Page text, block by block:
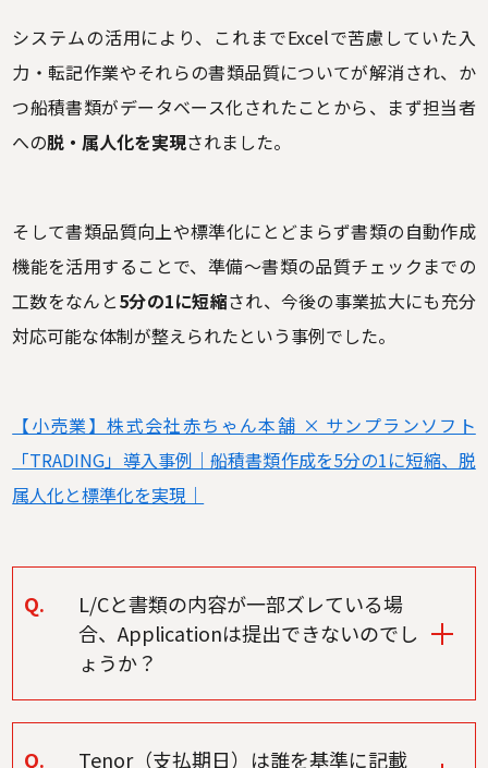
システムの活用により、これまでExcelで苦慮していた入
力・転記作業やそれらの書類品質についてが解消され、か
つ船積書類がデータベース化されたことから、まず担当者
への脱・属人化を実現されました。
そして書類品質向上や標準化にとどまらず書類の自動作成
機能を活用することで、準備～書類の品質チェックまでの
工数をなんと5分の1に短縮され、今後の事業拡大にも充分
対応可能な体制が整えられたという事例でした。
【小売業】株式会社赤ちゃん本舗 × サンプランソフト
「TRADING」導入事例｜船積書類作成を5分の1に短縮、脱
属人化と標準化を実現｜
Q.
L/Cと書類の内容が一部ズレている場
合、Applicationは提出できないのでし
ょうか？
Q. Tenor（支払期日）は誰を基準に記載